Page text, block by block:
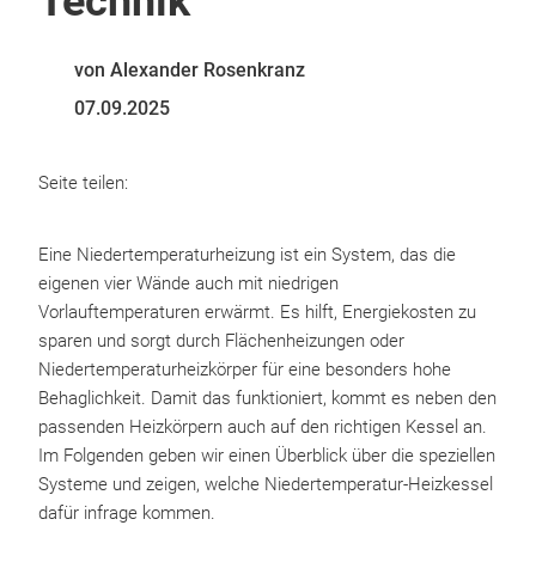
von Alexander Rosenkranz
07.09.2025
Seite teilen:
Eine Niedertemperaturheizung ist ein System, das die
eigenen vier Wände auch mit niedrigen
Vorlauftemperaturen erwärmt. Es hilft, Energiekosten zu
sparen und sorgt durch Flächenheizungen oder
Niedertemperaturheizkörper für eine besonders hohe
Behaglichkeit. Damit das funktioniert, kommt es neben den
passenden Heizkörpern auch auf den richtigen Kessel an.
Im Folgenden geben wir einen Überblick über die speziellen
Systeme und zeigen, welche Niedertemperatur-Heizkessel
dafür infrage kommen.